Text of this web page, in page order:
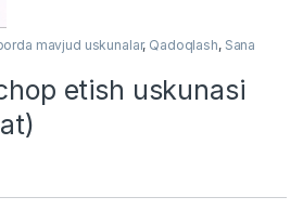
mavjud uskunalar, Qadoqlash, Sana
etish uskunasi